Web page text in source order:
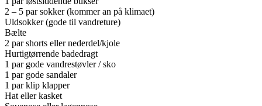
2 – 5 par sokker (kommer an på klimaet)
Uldsokker (gode til vandreture)
Bælte
2 par shorts eller nederdel/kjole
Hurtigtørrende badedragt
1 par gode vandrestøvler / sko
1 par gode sandaler
1 par klip klapper
Hat eller kasket